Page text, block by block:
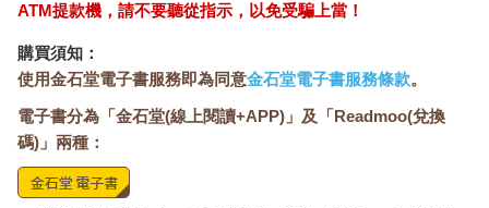
ATM提款機，請不要聽從指示，以免受騙上當！
購買須知：
使用金石堂電子書服務即為同意金石堂電子書服務條款。
電子書分為「金石堂(線上閱讀+APP)」及「Readmoo(兌換
碼)」兩種：